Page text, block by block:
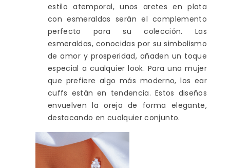
estilo atemporal, unos aretes en plata
con esmeraldas serán el complemento
perfecto para su colección. Las
esmeraldas, conocidas por su simbolismo
de amor y prosperidad, añaden un toque
especial a cualquier look. Para una mujer
que prefiere algo más moderno, los ear
cuffs están en tendencia. Estos diseños
envuelven la oreja de forma elegante,
destacando en cualquier conjunto.